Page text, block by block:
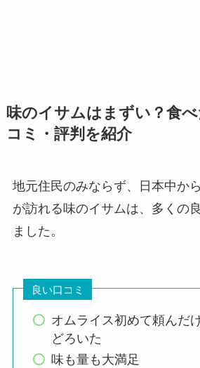
味のイサムはまずい？食
コミ・評判を紹介
地元住民のみならず、日本中か
が訪れる味のイサムは、多くの
ました。
良い口コミ
オムライス初めて頼んだ
どろいた
味も量も大満足